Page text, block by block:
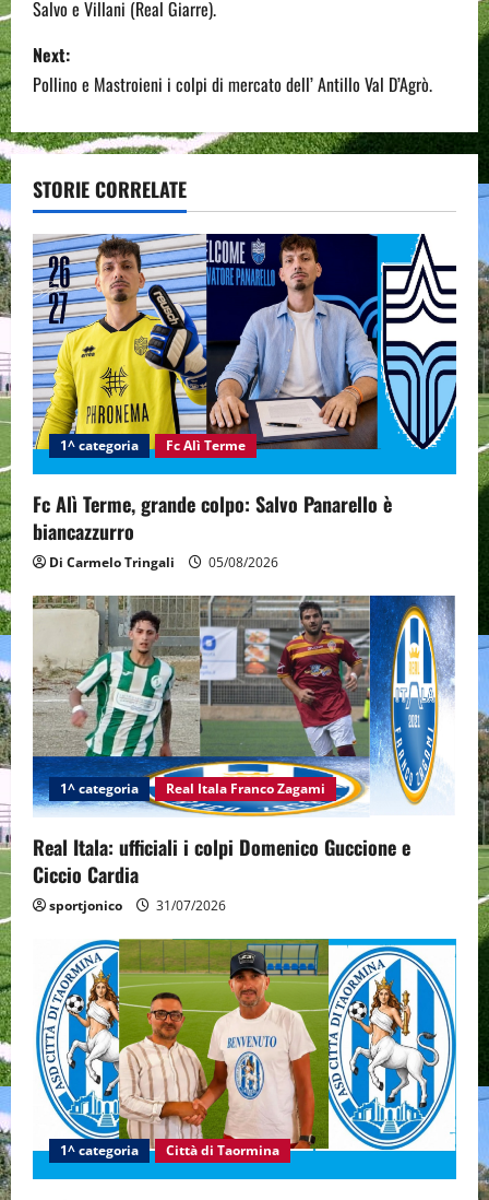
s
t
n
a
v
i
g
a
t
i
o
n
Salvo e Villani (Real Giarre).
Next:
Pollino e Mastroieni i colpi di mercato dell’ Antillo Val D’Agrò.
STORIE CORRELATE
1^ categoria Fc Alì Terme
Fc Alì Terme, grande colpo: Salvo Panarello è
biancazzurro
Di Carmelo Tringali 05/08/2026
1^ categoria Real Itala Franco Zagami
Real Itala: ufficiali i colpi Domenico Guccione e
Ciccio Cardia
sportjonico 31/07/2026
1^ categoria Città di Taormina